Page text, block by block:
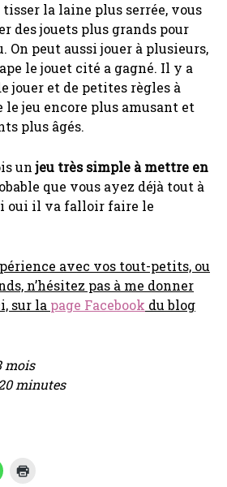
la laine plus serrée, vous
des jouets plus grands pour
On peut aussi jouer à plusieurs,
le jouet cité a gagné. Il y a
jouer et de petites règles à
le jeu encore plus amusant et
plus âgés.
unjeu très simple à mettre en
que vous ayez déjà tout à
oui il va falloir faire le
avec vos tout-petits, ou
n’hésitez pas à me donner
sur la page Facebook du blog
mois
minutes